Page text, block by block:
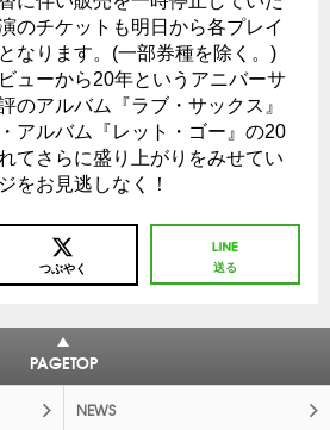
のチケットも明日から各プレイ
なります。(一部券種を除く。)
ューから20年というアニバーサ
のアルバム『ラブ・サックス』
アルバム『レット・ゴー』の20
てさらに盛り上がりをみせてい
をお見逃しなく！
つぶやく 送る
PAGETOP
NEWS